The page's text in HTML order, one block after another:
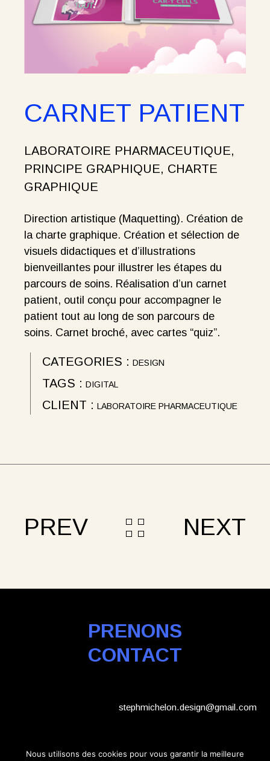
CARNET PATIENT
LABORATOIRE PHARMACEUTIQUE,
PRINCIPE GRAPHIQUE, CHARTE
GRAPHIQUE
Direction artistique (Maquetting). Création de
la charte graphique. Création et sélection de
visuels didactiques et d’illustrations
bienveillantes pour illustrer les étapes du
parcours de soins. Réalisation d’un carnet
patient, outil conçu pour accompagner le
patient tout au long de son parcours de
soins. Carnet broché, avec cartes “quiz”.
CATEGORIES : DESIGN
TAGS : DIGITAL
CLIENT : LABORATOIRE PHARMACEUTIQUE
PREV NEXT
PRENONS
CONTACT
stephmichelon.design@gmail.com
Nous utilisons des cookies pour vous garantir la meilleure